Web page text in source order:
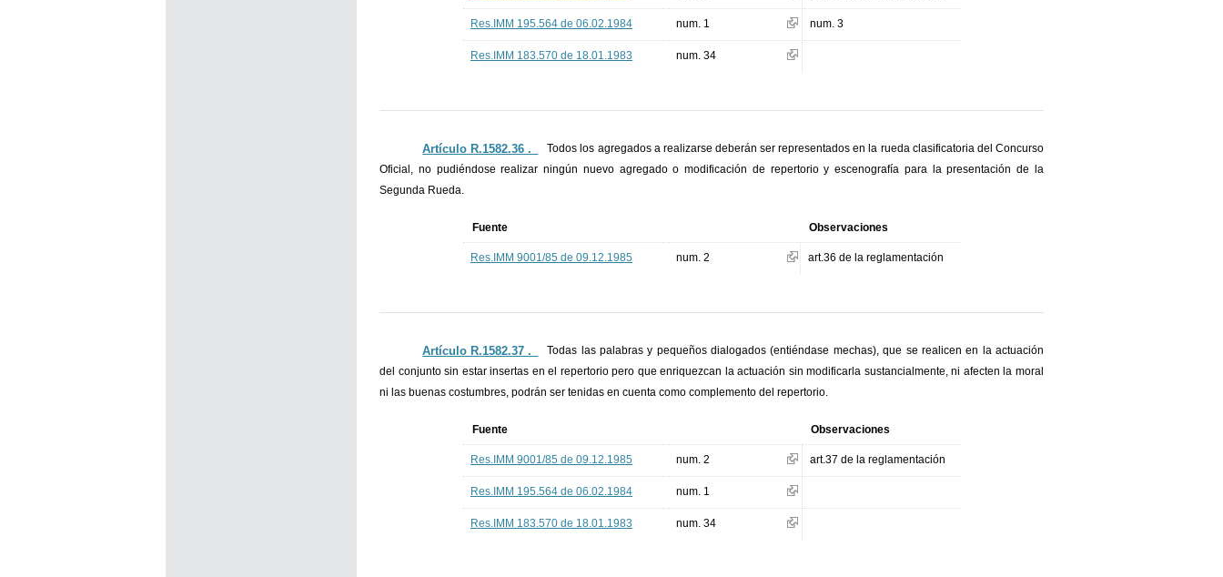
Res.IMM 195.564 de 06.02.1984 num. 1 num. 3
Res.IMM 183.570 de 18.01.1983 num. 34
Artículo R.1582.36 ._
Todos los agregados a realizarse deberán ser representados en la rueda clasificatoria del Concurso
Oficial, no pudiéndose realizar ningún nuevo agregado o modificación de repertorio y escenografía para la presentación de la
Segunda Rueda.
Fuente Observaciones
Res.IMM 9001/85 de 09.12.1985 num. 2 art.36 de la reglamentación
Artículo R.1582.37 ._
Todas las palabras y pequeños dialogados (entiéndase mechas), que se realicen en la actuación
del conjunto sin estar insertas en el repertorio pero que enriquezcan la actuación sin modificarla sustancialmente, ni afecten la moral
ni las buenas costumbres, podrán ser tenidas en cuenta como complemento del repertorio.
Fuente Observaciones
Res.IMM 9001/85 de 09.12.1985 num. 2 art.37 de la reglamentación
Res.IMM 195.564 de 06.02.1984 num. 1
Res.IMM 183.570 de 18.01.1983 num. 34